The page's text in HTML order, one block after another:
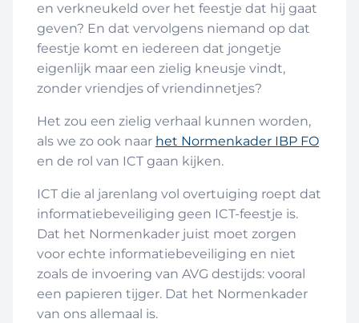
en verkneukeld over het feestje dat hij gaat
geven? En dat vervolgens niemand op dat
feestje komt en iedereen dat jongetje
eigenlijk maar een zielig kneusje vindt,
zonder vriendjes of vriendinnetjes?
Het zou een zielig verhaal kunnen worden,
als we zo ook naar het Normenkader IBP FO
en de rol van ICT gaan kijken.
ICT die al jarenlang vol overtuiging roept dat
informatiebeveiliging geen ICT-feestje is.
Dat het Normenkader juist moet zorgen
voor echte informatiebeveiliging en niet
zoals de invoering van AVG destijds: vooral
een papieren tijger. Dat het Normenkader
van ons allemaal is.